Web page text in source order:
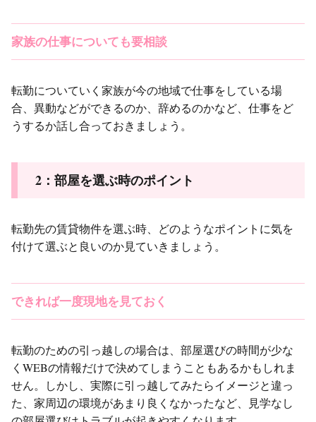
家族の仕事についても要相談
転勤についていく家族が今の地域で仕事をしている場
合、異動などができるのか、辞めるのかなど、仕事をど
うするか話し合っておきましょう。
2：部屋を選ぶ時のポイント
転勤先の賃貸物件を選ぶ時、どのようなポイントに気を
付けて選ぶと良いのか見ていきましょう。
できれば一度現地を見ておく
転勤のための引っ越しの場合は、部屋選びの時間が少な
くWEBの情報だけで決めてしまうこともあるかもしれま
せん。しかし、実際に引っ越してみたらイメージと違っ
た、家周辺の環境があまり良くなかったなど、見学なし